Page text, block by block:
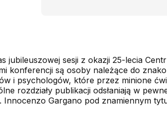
jubileuszowej sesji z okazji 25-lecia
konferencji są osoby należące do
i psychologów, które przez minione
rozdziały publikacji odsłaniają w
Gargano pod znamiennym